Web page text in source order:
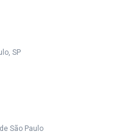
SP
São Paulo